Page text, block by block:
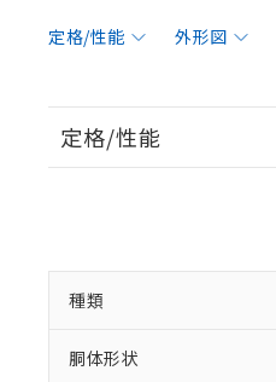
定格/性能 外形図
定格/性能
種類
胴体形状